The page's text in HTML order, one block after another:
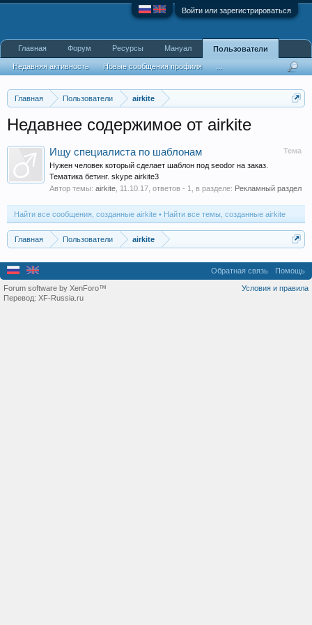
Войти или зарегистрироваться
Главная Пользователи airkite
Недавнее содержимое от airkite
Тема
Ищу специалиста по шаблонам
Нужен человек который сделает шаблон под seodor на заказ.
Тематика бетинг. skype airkite3
Автор темы: airkite 11.10.17 , ответов - 1, в разделе: Рекламный раздел
Найти все сообщения, созданные airkite Найти все темы, созданные airkite
Главная Пользователи airkite
Главная Форум Ресурсы Мануал Пользователи
Недавняя активность Новые сообщения профиля
Обратная связь Помощь
Условия и правила
Forum software by XenForo™
Перевод: XF-Russia.ru